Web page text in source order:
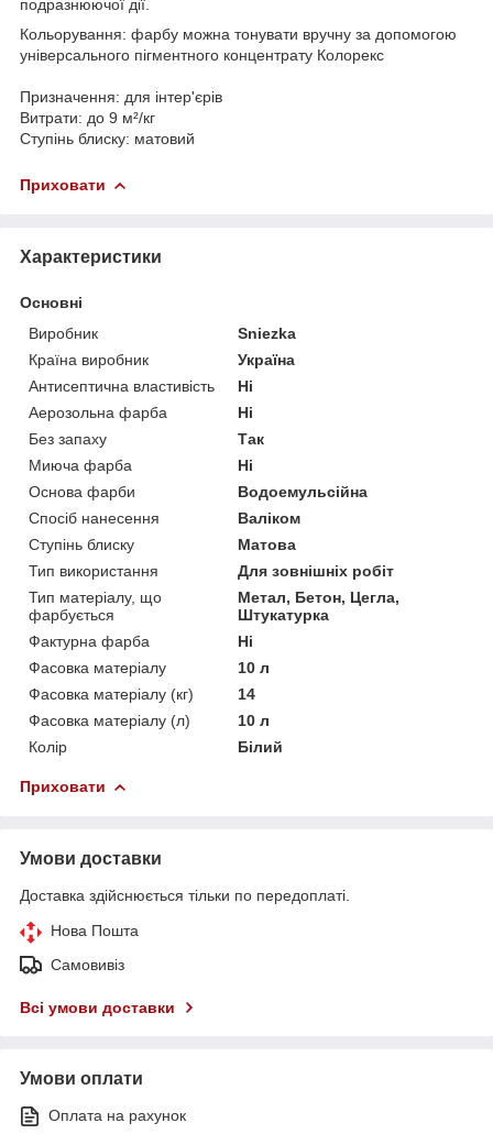
подразнюючої дії.
Кольорування: фарбу можна тонувати вручну за допомогою
універсального пігментного концентрату Колорекс
Призначення: для інтер'єрів
Витрати: до 9 м²/кг
Ступінь блиску: матовий
Приховати
Характеристики
Основні
Виробник
Sniezka
Країна виробник
Україна
Антисептична властивість
Ні
Аерозольна фарба
Ні
Без запаху
Так
Миюча фарба
Ні
Основа фарби
Водоемульсійна
Спосіб нанесення
Валіком
Ступінь блиску
Матова
Тип використання
Для зовнішніх робіт
Тип матеріалу, що
фарбується
Метал, Бетон, Цегла,
Штукатурка
Фактурна фарба
Ні
Фасовка матеріалу
10 л
Фасовка матеріалу (кг)
14
Фасовка матеріалу (л)
10 л
Колір
Білий
Приховати
Умови доставки
Доставка здійснюється тільки по передоплаті.
Нова Пошта
Самовивіз
Всі умови доставки
Умови оплати
Оплата на рахунок